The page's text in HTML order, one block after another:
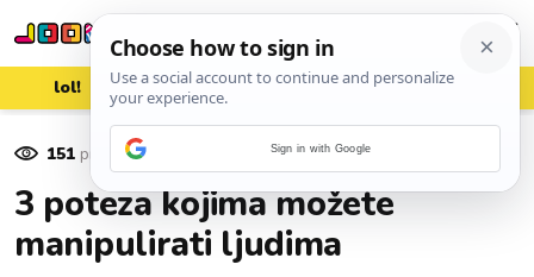
lol! aww vrh! woot?!
151 pregleda
3 poteza kojima možete
manipulirati ljudima
Sign in with Google